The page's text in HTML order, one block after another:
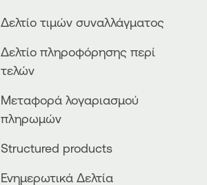
Δελτίο τιμών συναλλάγματος
Δελτίο πληροφόρησης περί
τελών
Μεταφορά λογαριασμού
πληρωμών
Structured products
Ενημερωτικά Δελτία